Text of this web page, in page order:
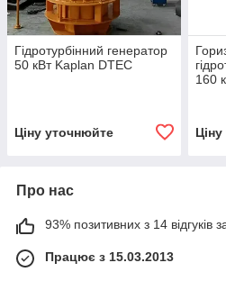
Гідротурбінний генератор
50 кВт Kaplan DTEC
Ціну уточнюйте
160
Про нас
93% позитивних з 14 відгуків
Працює з 15.03.2013